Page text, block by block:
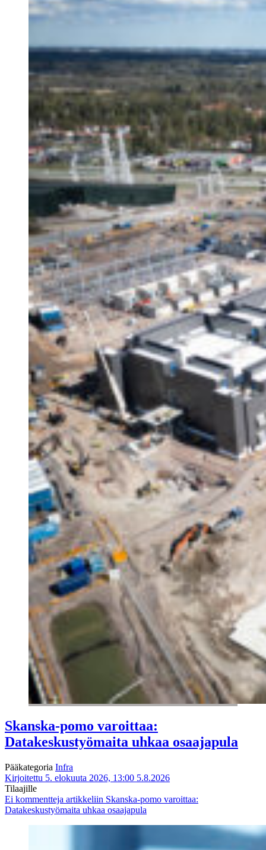
Skanska-pomo varoittaa:
Datakeskustyömaita uhkaa osaajapula
Pääkategoria Infra
Kirjoitettu 5. elokuuta 2026, 13:00 5.8.2026
Tilaajille
Ei kommentteja artikkeliin Skanska-pomo varoittaa:
Datakeskustyömaita uhkaa osaajapula